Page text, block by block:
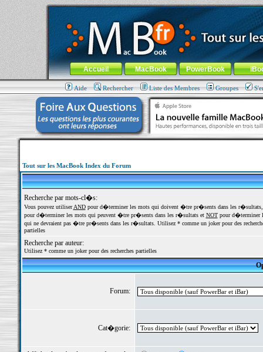
MacBook-fr.com : 100% Apple... 100% nomade !
Aller au contenu-Aller au menu général-Aller au menu de
Menu général
Accueil MacBook PowerBook
Aide Rechercher Liste des Membres Groupes
Tout sur les MacBook Index du Forum
Recherche par mots-cl�s:
Vous pouvez utiliserANDpour d�terminer les mots qui doivent �tre pr�sents dans les
pour d�terminer les mots qui peuvent �tre pr�sents dans les r�sultats et NOTpour d�terminer
qui ne devraient pas �tre pr�sents dans les r�sultats. Utilisez * comme un joker pour des
partielles
Recherche par auteur:
Utilisez * comme un joker pour des recherches partielles
Forum:
Cat�gorie: